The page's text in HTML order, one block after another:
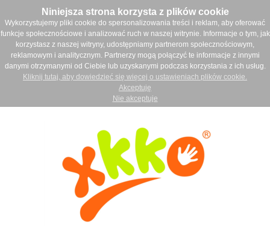
Niniejsza strona korzysta z plików cookie
Wykorzystujemy pliki cookie do spersonalizowania treści i reklam, aby oferować
funkcje społecznościowe i analizować ruch w naszej witrynie. Informacje o tym, jak
korzystasz z naszej witryny, udostępniamy partnerom społecznościowym,
reklamowym i analitycznym. Partnerzy mogą połączyć te informacje z innymi
danymi otrzymanymi od Ciebie lub uzyskanymi podczas korzystania z ich usług.
Kliknij tutaj, aby dowiedzieć się więcej o ustawieniach plików cookie.
Akceptuję
Nie akceptuje